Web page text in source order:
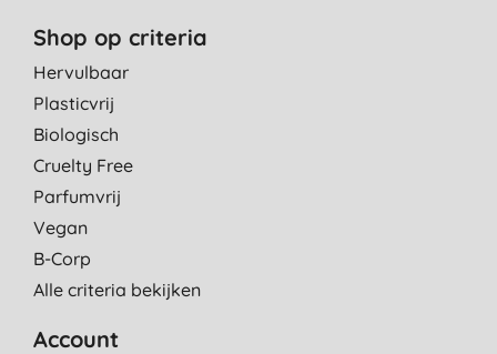
Shop op criteria
Hervulbaar
Plasticvrij
Biologisch
Cruelty Free
Parfumvrij
Vegan
B-Corp
Alle criteria bekijken
Account